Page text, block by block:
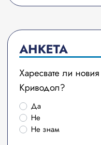
АНКЕТА
Харесвате ли
Криводол?
Да
Не
Не знам